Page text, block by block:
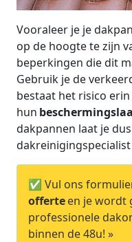
Vooraleer je je
op de hoogte te zijn
beperkingen die dit
Gebruik je de
bestaat het risico
hun
dakpannen laat je
dakreinigingspecialist
✅ Vul ons
offerteen je wordt
professionele
binnen de 48u! »